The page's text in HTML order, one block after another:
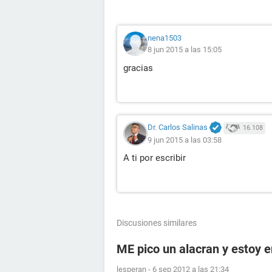
nena1503
8 jun 2015 a las 15:05
gracias
Dr. Carlos Salinas 16.108
9 jun 2015 a las 03:58
A ti por escribir
Discusiones similares
ME pico un alacran y estoy
lesperan - 6 sep 2012 a las 21:34